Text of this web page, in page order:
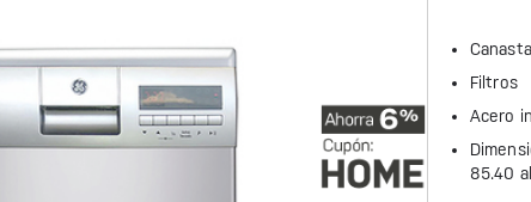
Canasta
Filtros
Acero
85.40